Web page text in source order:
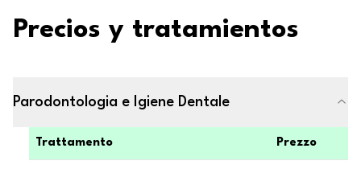
Precios y tratamientos
Parodontologia e Igiene Dentale
Trattamento Prezzo